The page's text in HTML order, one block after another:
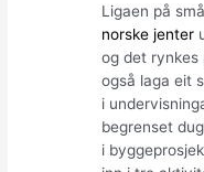
Ligaen på
norske jenter
og det rynkes
også laga eit
i
begrenset
i